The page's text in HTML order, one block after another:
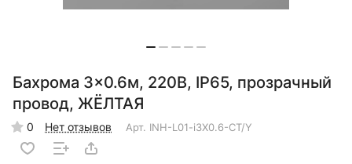
Бахрома 3×0.6м, 220В, IP65, прозрачный
провод, ЖЁЛТАЯ
0 Нет отзывов Арт. INH-L01-i3X0.6-CT/Y